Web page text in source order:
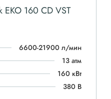
EKO 160 CD VST
6600-21900 л/мин
13 атм
160 кВт
380 В